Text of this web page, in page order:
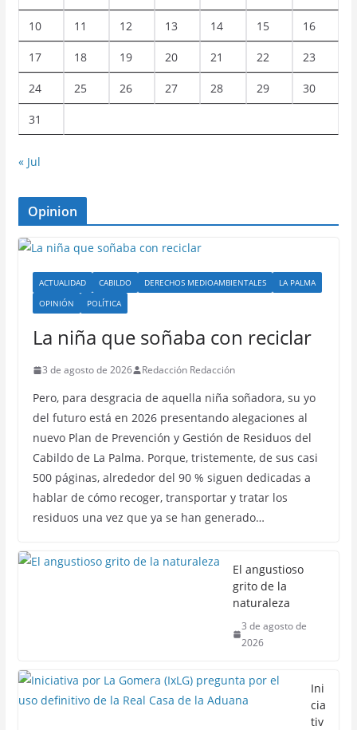
10 11 12 13 14 15 16
17 18 19 20 21 22 23
24 25 26 27 28 29 30
31
« Jul
Opinion
ACTUALIDAD CABILDO DERECHOS MEDIOAMBIENTALES
LA PALMA
OPINIÓN
POLÍTICA
La niña que soñaba con reciclar
3 de agosto de 2026 Redacción Redacción
Pero, para desgracia de aquella niña soñadora, su yo
del futuro está en 2026 presentando alegaciones al
nuevo Plan de Prevención y Gestión de Residuos del
Cabildo de La Palma. Porque, tristemente, de sus casi
500 páginas, alrededor del 90 % siguen dedicadas a
hablar de cómo recoger, transportar y tratar los
residuos una vez que ya se han generado…
El angustioso
grito de la
naturaleza
3 de agosto de
2026
Ini
cia
tiv